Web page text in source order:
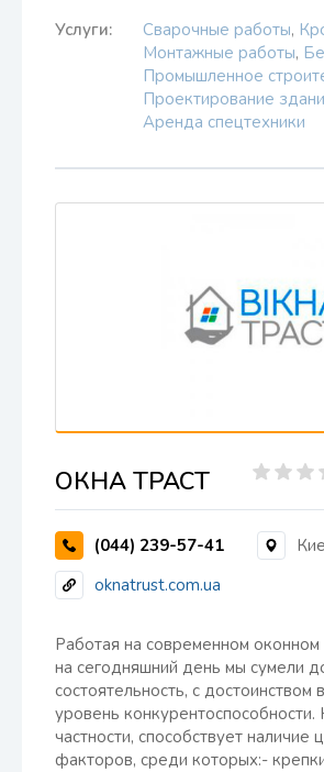
Услуги: Сварочные работы,
Монтажные работы,
Промышленное
Проектирование
Аренда спецтехники
ОКНА ТРАСТ
(044) 239-57-41
oknatrust.com.ua
Работая на современном
на сегодняшний день мы сумели
состоятельность, с
уровень
частности, способствует наличие
факторов, среди которых:-